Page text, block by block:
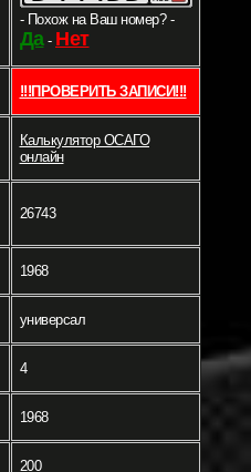
- Похож на Ваш номер? -
Да- Нет
!!!ПРОВЕРИТЬ ЗАПИСИ!!!
Калькулятор ОСАГО
онлайн
26743
1968
универсал
4
1968
200